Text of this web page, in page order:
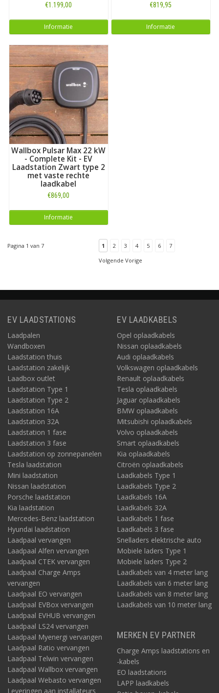
€1.199,00
Informatie
€819,95
Informatie
Wallbox Pulsar Max 22 kW
- Complete Kit - EV
Laadstation Zwart type 2
met vaste rechte
laadkabel
€869,00
Informatie
Pagina 1 van 7 1 2 3 4 5 6
7
Volgende Vorige
EV LAADSTATIONS
Laadpalen
Wandboxen
Laadstation thuis
Laadstation zakelijk
Laadbox outlet
Laadstation Type 1
Laadstation Type 2
Laadstation 16A
Laadstation 32A
Laadstation 1 fase
Laadstation 3 fase
Laadstation op zonnepanelen
Tesla laadstation
Mini laadstation
Nissan laadstation
Porsche laadstation
Kia laadstation
Mercedes-Benz laadstation
Hyundai laadstation
Laadpaal vervangen
Laadpaal Alfen vervangen
Laadpaal CTEK vervangen
Laadpaal Charge Amps
vervangen
Laadpaal EO vervangen
Laadpaal EVBox vervangen
Laadpaal EVHUB vervangen
Laadpaal LS24 vervangen
Laadpaal Myenergi vervangen
Laadpaal Ratio vervangen
Laadpaal Telwin vervangen
Laadpaal Wallbox vervangen
Laadpaal Webasto vervangen
Leveringen aan installateurs
EV LAADKABELS
Opel oplaadkabels
Nissan oplaadkabels
Audi oplaadkabels
Volkswagen oplaadkabels
Renault oplaadkabels
Tesla oplaadkabels
Jaguar oplaadkabels
BMW oplaadkabels
Mitsubishi oplaadkabels
Volvo oplaadkabels
Smart oplaadkabels
Kia oplaadkabels
Citroën oplaadkabels
Laadkabels Type 1
Laadkabels Type 2
Laadkabels 16A
Laadkabels 32A
Laadkabels 1 fase
Laadkabels 3 fase
Snelladers elektrische auto
Mobiele laders Type 1
Mobiele laders Type 2
Laadkabels van 4 meter lang
Laadkabels van 6 meter lang
Laadkabels van 8 meter lang
Laadkabels van 10 meter lang
MERKEN EV PARTNER
Charge Amps laadstations en
-kabels
EO laadstations
LAPP laadkabels